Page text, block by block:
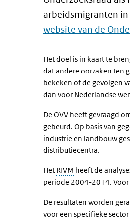
arbeidsmigranten
website van de
Het doel is in kaart te
dat andere oorzaken ten
bekeken of de gevolgen
dan voor Nederlandse
De OVV heeft gevraagd
gebeurd. Op basis van
industrie en landbouw
distributiecentra.
Het RIVM heeft de
periode 2004-2014.
De resultaten worden
voor een specifieke